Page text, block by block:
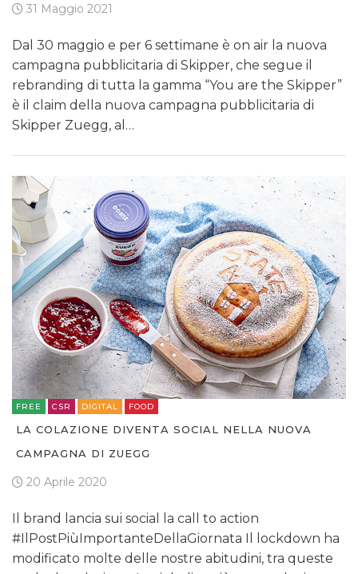
31 Maggio 2021
Dal 30 maggio e per 6 settimane è on air la nuova
campagna pubblicitaria di Skipper, che segue il
rebranding di tutta la gamma “You are the Skipper”
è il claim della nuova campagna pubblicitaria di
Skipper Zuegg, al…
FREE CSR DIGITAL FOOD
LA COLAZIONE DIVENTA SOCIAL NELLA NUOVA
CAMPAGNA DI ZUEGG
20 Aprile 2020
Il brand lancia sui social la call to action
#IlPostPiùImportanteDellaGiornata Il lockdown ha
modificato molte delle nostre abitudini, tra queste